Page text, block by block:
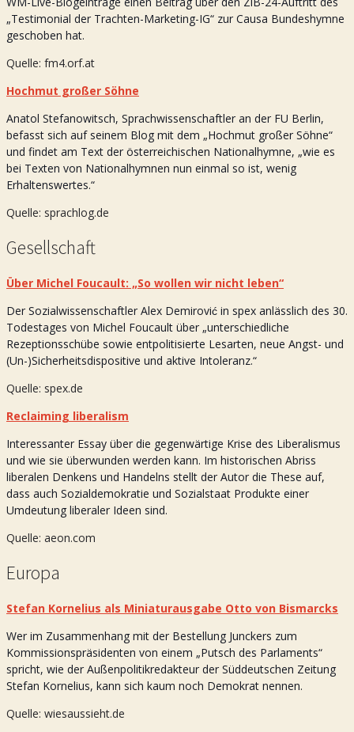
„Testimonial der Trachten-Marketing-IG“ zur Causa Bundeshymne
geschoben hat.
Quelle: fm4.orf.at
Hochmut großer Söhne
Anatol Stefanowitsch, Sprachwissenschaftler an der FU Berlin,
befasst sich auf seinem Blog mit dem „Hochmut großer Söhne“
und findet am Text der österreichischen Nationalhymne, „wie es
bei Texten von Nationalhymnen nun einmal so ist, wenig
Erhaltenswertes.“
Quelle: sprachlog.de
Gesellschaft
Über Michel Foucault: „So wollen wir nicht leben“
Der Sozialwissenschaftler Alex Demirović in spex anlässlich des 30.
Todestages von Michel Foucault über „unterschiedliche
Rezeptionsschübe sowie entpolitisierte Lesarten, neue Angst- und
(Un-)Sicherheitsdispositive und aktive Intoleranz.“
Quelle: spex.de
Reclaiming liberalism
Interessanter Essay über die gegenwärtige Krise des Liberalismus
und wie sie überwunden werden kann. Im historischen Abriss
liberalen Denkens und Handelns stellt der Autor die These auf,
dass auch Sozialdemokratie und Sozialstaat Produkte einer
Umdeutung liberaler Ideen sind.
Quelle: aeon.com
Europa
Stefan Kornelius als Miniaturausgabe Otto von Bismarcks
Wer im Zusammenhang mit der Bestellung Junckers zum
Kommissionspräsidenten von einem „Putsch des Parlaments“
spricht, wie der Außenpolitikredakteur der Süddeutschen Zeitung
Stefan Kornelius, kann sich kaum noch Demokrat nennen.
Quelle: wiesaussieht.de